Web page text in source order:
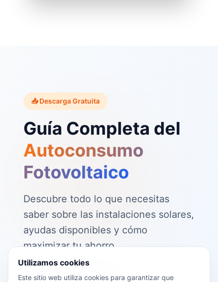
📥 Descarga Gratuita
Guía Completa del
Autoconsumo
Fotovoltaico
Descubre todo lo que necesitas
saber sobre las instalaciones solares,
ayudas disponibles y cómo
maximizar tu ahorro.
📖 Contenido de la guía:
Utilizamos cookies
Este sitio web utiliza cookies para garantizar que